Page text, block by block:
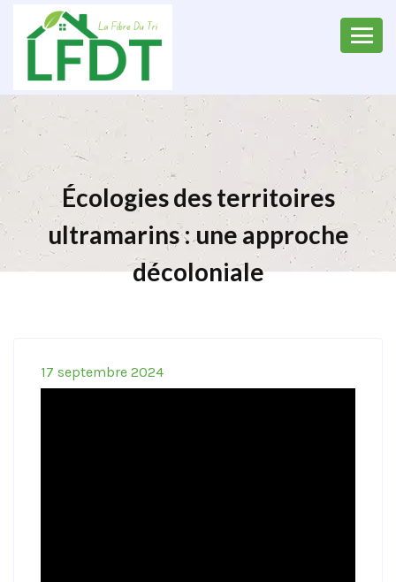
Écologies des territoires
ultramarins : une approche
décoloniale
17 septembre 2024